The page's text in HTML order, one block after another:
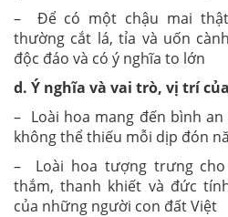
– Để có một chậu mai
thường cắt lá, tỉa và uốn
độc đáo và có ý nghĩa to lớn
d. Ý nghĩa và vai trò, vị trí
– Loài hoa mang đến bình
không thể thiếu mỗi dịp đón
– Loài hoa tượng trưng
thắm, thanh khiết và đức
của những người con đất Việt